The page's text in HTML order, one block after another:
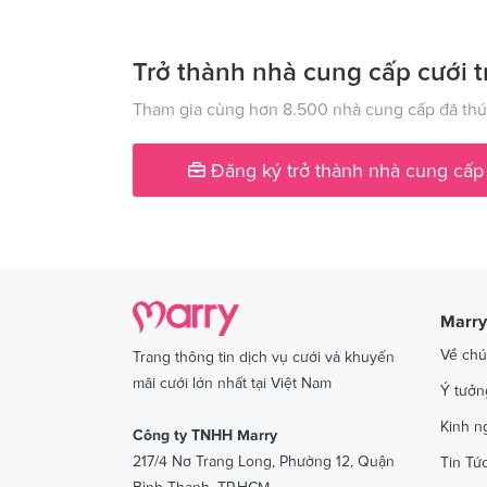
Dịch vụ cưới tại Lạng Sơn Dịch
Dịch
Dịch vụ cưới tại Quảng Ngãi Dịch
Dịch vụ cưới tại Vĩnh Phúc Dịch
Dịch vụ cưới tại Bắc Kạn
Trở thành nhà cung cấp cưới
Tham gia cùng hơn 8.500 nhà cung cấp đã
Đăng ký trở thành nhà cung cấp
Trang thông tin dịch vụ cưới và khuyến
mãi cưới lớn nhất tại Việt Nam
Công ty TNHH Marry
217/4 Nơ Trang Long, Phường 12, Quận
Về
Ý
Kinh
Tin